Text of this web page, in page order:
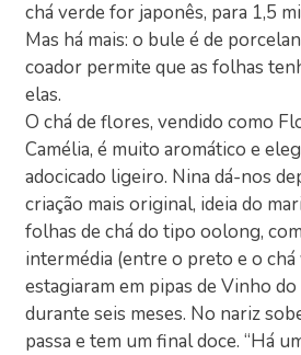
chá verde for japonês, para 1,5
Mas há mais: o bule é de
coador permite que as folhas
elas.
O chá de flores, vendido como
Camélia, é muito aromático e
adocicado ligeiro. Nina dá-nos
criação mais original, ideia do
folhas de chá do tipo oolong,
intermédia (entre o preto e o chá
estagiaram em pipas de Vinho
durante seis meses. No nariz
passa e tem um final doce. “Há